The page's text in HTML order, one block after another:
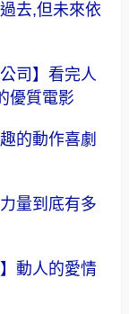
去,但未來依
司】看完人
優質電影
的動作喜劇
量到底有多
動人的愛情